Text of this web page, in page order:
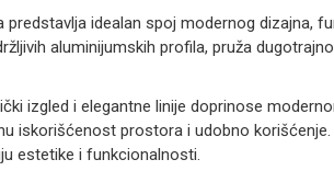
predstavlja idealan spoj modernog dizajna,
aluminijumskih profila, pruža
izgled i elegantne linije doprinose
iskorišćenost prostora i udobno
estetike i funkcionalnosti.